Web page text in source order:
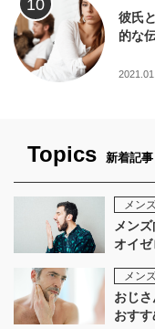
彼氏
的な
Topics 新着記事
メン
メン
オイ
メン
おじ
おす